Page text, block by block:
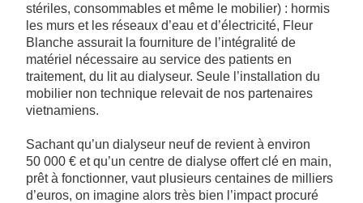
stériles, consommables et même le mobilier) : hormis
les murs et les réseaux d’eau et d’électricité, Fleur
Blanche assurait la fourniture de l’intégralité de
matériel nécessaire au service des patients en
traitement, du lit au dialyseur. Seule l’installation du
mobilier non technique relevait de nos partenaires
vietnamiens.
Sachant qu’un dialyseur neuf de revient à environ
50 000 € et qu’un centre de dialyse offert clé en main,
prêt à fonctionner, vaut plusieurs centaines de milliers
d’euros, on imagine alors très bien l’impact procuré